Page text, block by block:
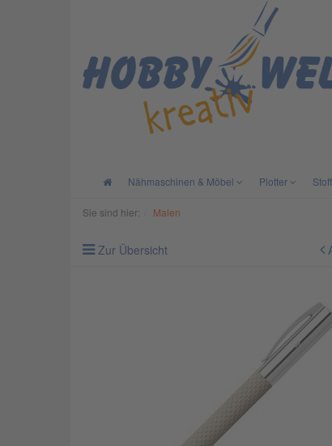
Nähmaschinen & Möbel Plotter
Sie sind hier: Malen
Zur Übersicht